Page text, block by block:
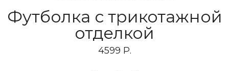
Футболка с трикотажной
отделкой
4599 Р.